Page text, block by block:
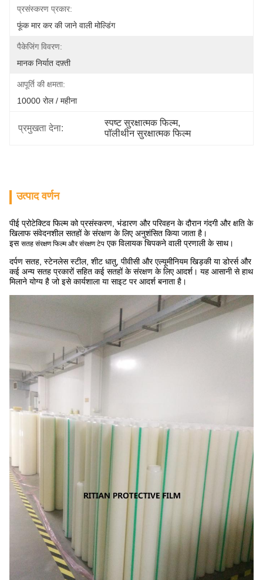
प्रसंस्करण प्रकार:
फूंक मार कर की जाने वाली मोल्डिंग
पैकेजिंग विवरण:
मानक निर्यात दफ़्ती
आपूर्ति की क्षमता:
10000 रोल / महीना
प्रमुखता देना:
स्पष्ट सुरक्षात्मक फिल्म,
पॉलीथीन सुरक्षात्मक फिल्म
उत्पाद वर्णन
पीई प्रोटेक्टिव फिल्म को प्रसंस्करण, भंडारण और परिवहन के दौरान गंदगी और क्षति के
खिलाफ संवेदनशील सतहों के संरक्षण के लिए अनुशंसित किया जाता है।
इस सतह संरक्षण फिल्म और संरक्षण टेप एक विलायक चिपकने वाली प्रणाली के साथ।
दर्पण सतह, स्टेनलेस स्टील, शीट धातु, पीवीसी और एल्यूमीनियम खिड़की या डोरर्स और
कई अन्य सतह प्रकारों सहित कई सतहों के संरक्षण के लिए आदर्श। यह आसानी से हाथ
मिलाने योग्य है जो इसे कार्यशाला या साइट पर आदर्श बनाता है।